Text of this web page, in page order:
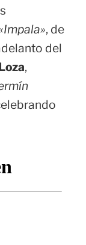
, de
del
,